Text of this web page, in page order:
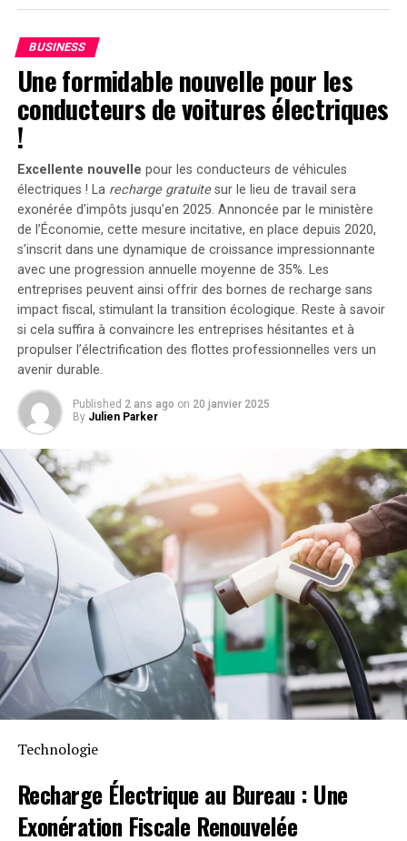
recherche chez IDC. « Cela est suivi par la perte de
productivité et les coûts opérationnels (comme des
avions et des trains mal positionnés), puis par les
activités de remédiation pour résoudre le problème,
dont une grande partie nécessite une intervention
manuelle. »
Une étude de J. Gold Associates révèle qu’en moyenne,
chaque machine touchée coûterait à une organisation
82,50 dollars pour être réparée par un employé interne.
Les coûts pourraient tripler si l’entreprise devait faire
appel à des services externes. Avec Microsoft estimant
qu’il y avait 8,5 millions de machines Windows affectées,
les coûts de remédiation liés à cet incident dépassent les
700 millions de dollars.
Variations des coûts entre
secteurs
Les dépenses opérationnelles et les pertes
commerciales varient considérablement d’une
organisation à l’autre et d’un secteur à l’autre.
Parametrix, en utilisant ses capteurs de surveillance de
service, a estimé que le secteur de la santé subissait le
plus de pertes directes, s’élevant à 1,94 milliard de
dollars, suivi par le secteur bancaire et le transport avec
respectivement 1,15 milliard et 860 millions de dollars.
La perte par entreprise pour ces trois segments a été
estimée à 64,60 millions, 71,8 millions et 143,38
millions de dollars, respectivement.
Chris Steffen, vice-président de la recherche chez
Enterprise Management Associates, a déclaré que les
« Parametrix affirme qu’il n’y a eu que 146 millions de
dollars de pertes directes pour l’industrie aérienne », a-
t-il dit. « Cependant, plusieurs compagnies aériennes
ont connu plusieurs jours de pannes (Delta a enfin été
BUSINESS
Une formidable nouvelle pour les
conducteurs de voitures électriques
!
Excellente nouvelle pour les conducteurs de véhicules
électriques ! La recharge gratuitesur le lieu de travail sera
exonérée d’impôts jusqu’en 2025. Annoncée par le ministère
de l’Économie, cette mesure incitative, en place depuis 2020,
s’inscrit dans une dynamique de croissance impressionnante
avec une progression annuelle moyenne de 35%. Les
entreprises peuvent ainsi offrir des bornes de recharge sans
impact fiscal, stimulant la transition écologique. Reste à savoir
si cela suffira à convaincre les entreprises hésitantes et à
propulser l’électrification des flottes professionnelles vers un
avenir durable.
Published 2 ans ago on 20 janvier 2025
By Julien Parker
Technologie
Recharge Électriqueau Bureau : Une
Exonération FiscaleRenouvelée